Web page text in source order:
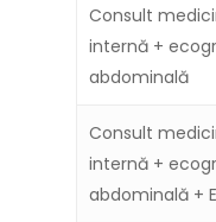
Consult
internă +
abdominală
Consult
internă +
abdominală +